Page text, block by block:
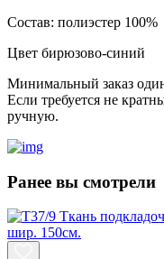
Состав: полиэстер 100%
Цвет бирюзово-синий
Минимальный заказ
Если требуется не
ручную.
Ранее вы смотрели